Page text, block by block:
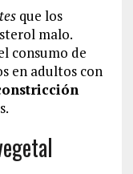
que los
malo.
consumo de
en adultos con